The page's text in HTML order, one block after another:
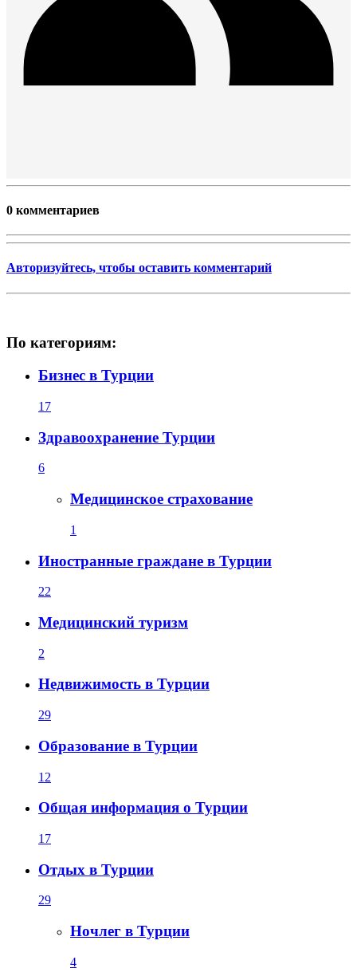
0 комментариев
Авторизуйтесь, чтобы оставить комментарий
По категориям:
Бизнес в Турции
17
Здравоохранение Турции
6
Медицинское страхование
1
Иностранные граждане в Турции
22
Медицинский туризм
2
Недвижимость в Турции
29
Образование в Турции
12
Общая информация о Турции
17
Отдых в Турции
29
Ночлег в Турции
4